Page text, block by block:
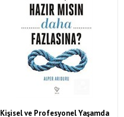
Kişisel ve Profesyonel Yaşamda